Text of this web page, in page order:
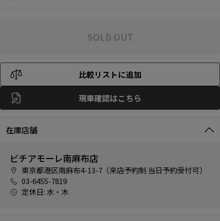
SOLD OUT
比較リストに追加
現車確認はこちら
在庫店舗
ビチアモーレ南麻布店
東京都港区南麻布4-13-7（来店予約制 当日予約受付可）
03-6455-7819
定休日: 水・木